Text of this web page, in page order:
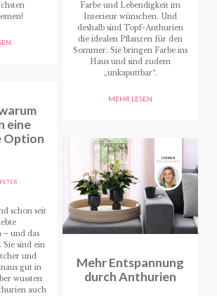
eine
Option
PETER
schon seit
und das
sind ein
und
gut in
wussten
auch
Farbe und Lebendigkeit im
Interieur wünschen. Und
deshalb sind Topf-Anthurien
die idealen Pflanzen für den
Sommer: Sie bringen Farbe ins
Haus und sind zudem
„unkaputtbar“.
MEHR LESEN
Mehr Entspannung
durch Anthurien